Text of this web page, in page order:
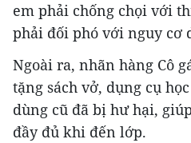
em phải chống chọi với
phải đối phó với nguy cơ
Ngoài ra, nhãn hàng Cô
tặng sách vở, dụng cụ
dùng cũ đã bị hư hại,
đầy đủ khi đến lớp.